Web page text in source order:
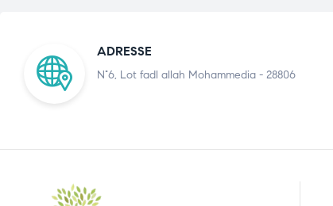
ADRESSE
N°6, Lot fadl allah Mohammedia - 28806